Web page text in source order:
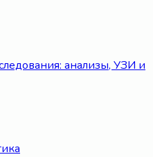
анализы, УЗИ и